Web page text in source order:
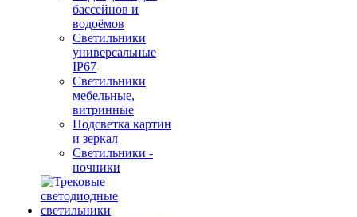
бассейнов и
водоёмов
Светильники
универсальные
IP67
Светильники
мебельные,
витринные
Подсветка картин
и зеркал
Светильники -
ночники